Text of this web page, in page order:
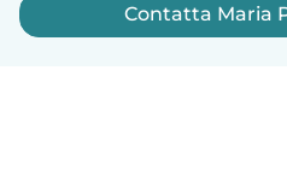
Contatta Maria